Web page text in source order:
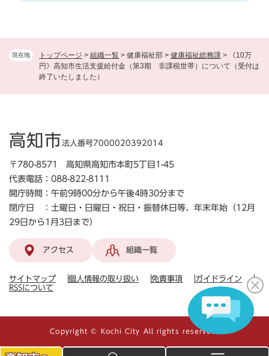
現在地 トップページ > 組織一覧 > 健康福祉部 > 健康福祉総務課 >
《10万
円》高知市生活支援給付金（第3期 非課税世帯）について（受付は
終了いたしました）
高知市法人番号7000020392014
〒780-8571 高知県高知市本町5丁目1-45
代表電話：088-822-8111
開庁時間：午前9時00分から午後4時30分まで
閉庁日 ：土曜日・日曜日・祝日・振替休日等、年末年始（12月
29日から1月3日まで）
アクセス 組織一覧
サイトマップ 個人情報の取り扱い 免責事項
ガイドライン
RSSについて
Copyright © Kochi City All rights reserved.